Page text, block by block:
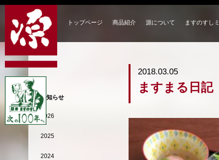
トップページ 商品紹介 源について ますのすし
2018.03.05
ますまる日記
お知らせ
2026
2025
2024